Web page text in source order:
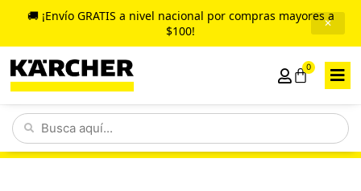
🚚 ¡Envío GRATIS a nivel nacional por compras mayores a
$100!
✕
contenido
0
Cart
Search
...